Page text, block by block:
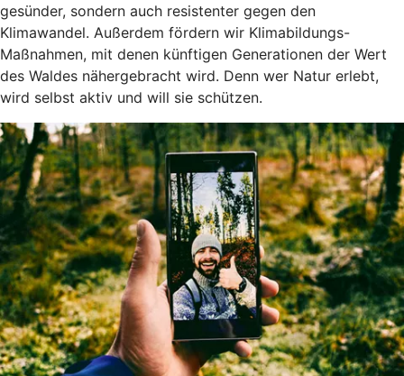
gesünder, sondern auch resistenter gegen den
Klimawandel. Außerdem fördern wir Klimabildungs-
Maßnahmen, mit denen künftigen Generationen der Wert
des Waldes nähergebracht wird. Denn wer Natur erlebt,
wird selbst aktiv und will sie schützen.